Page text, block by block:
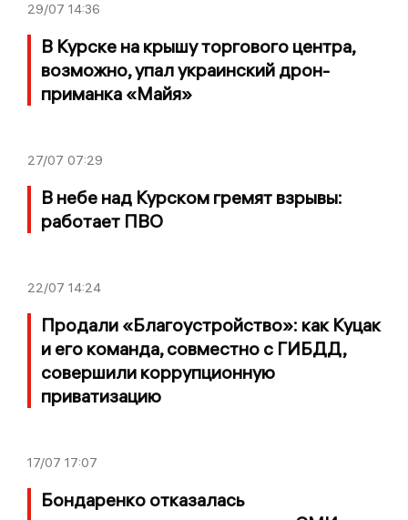
29/07 14:36
В Курске на крышу торгового центра,
возможно, упал украинский дрон-
приманка «Майя»
27/07 07:29
В небе над Курском гремят взрывы:
работает ПВО
22/07 14:24
Продали «Благоустройство»: как Куцак
и его команда, совместно с ГИБДД,
совершили коррупционную
приватизацию
17/07 17:07
Бондаренко отказалась